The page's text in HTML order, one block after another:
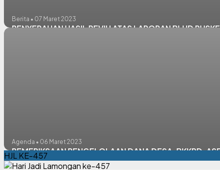
Berita • 07 Maret 2023
PENYERAHAN HASIL REVIU ATAS LAPORAN BLUD
Agenda • 06 Maret 2023
PEMERIKSAAN PENGELOLAAN DANA DESA, BKKPD,
HJL KE-457